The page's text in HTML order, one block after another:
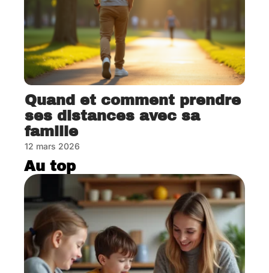
Quand et comment prendre
ses distances avec sa
famille
12 mars 2026
Au top